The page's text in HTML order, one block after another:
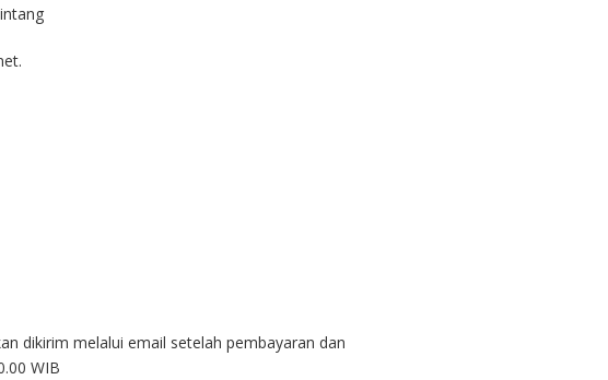
dikirim melalui email setelah pembayaran dan
WIB